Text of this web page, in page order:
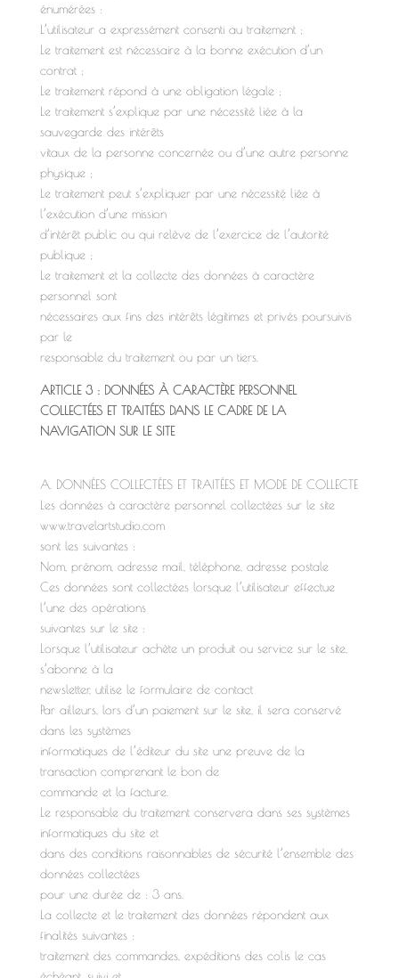
énumérées :
L’utilisateur a expressément consenti au traitement ;
Le traitement est nécessaire à la bonne exécution d’un
contrat ;
Le traitement répond à une obligation légale ;
Le traitement s’explique par une nécessité liée à la
sauvegarde des intérêts
vitaux de la personne concernée ou d’une autre personne
physique ;
Le traitement peut s’expliquer par une nécessité liée à
l’exécution d’une mission
d’intérêt public ou qui relève de l’exercice de l’autorité
publique ;
Le traitement et la collecte des données à caractère
personnel sont
nécessaires aux fins des intérêts légitimes et privés poursuivis
par le
responsable du traitement ou par un tiers.
ARTICLE 3 : DONNÉES À CARACTÈRE PERSONNEL
COLLECTÉES ET TRAITÉES DANS LE CADRE DE LA
NAVIGATION SUR LE SITE
A. DONNÉES COLLECTÉES ET TRAITÉES ET MODE DE COLLECTE
Les données à caractère personnel collectées sur le site
www.travelartstudio.com
sont les suivantes :
Nom, prénom, adresse mail, téléphone, adresse postale
Ces données sont collectées lorsque l’utilisateur effectue
l’une des opérations
suivantes sur le site :
Lorsque l’utilisateur achète un produit ou service sur le site,
s’abonne à la
newsletter, utilise le formulaire de contact
Par ailleurs, lors d’un paiement sur le site, il sera conservé
dans les systèmes
informatiques de l’éditeur du site une preuve de la
transaction comprenant le bon de
commande et la facture.
Le responsable du traitement conservera dans ses systèmes
informatiques du site et
dans des conditions raisonnables de sécurité l’ensemble des
données collectées
pour une durée de : 3 ans.
La collecte et le traitement des données répondent aux
finalités suivantes :
traitement des commandes, expéditions des colis le cas